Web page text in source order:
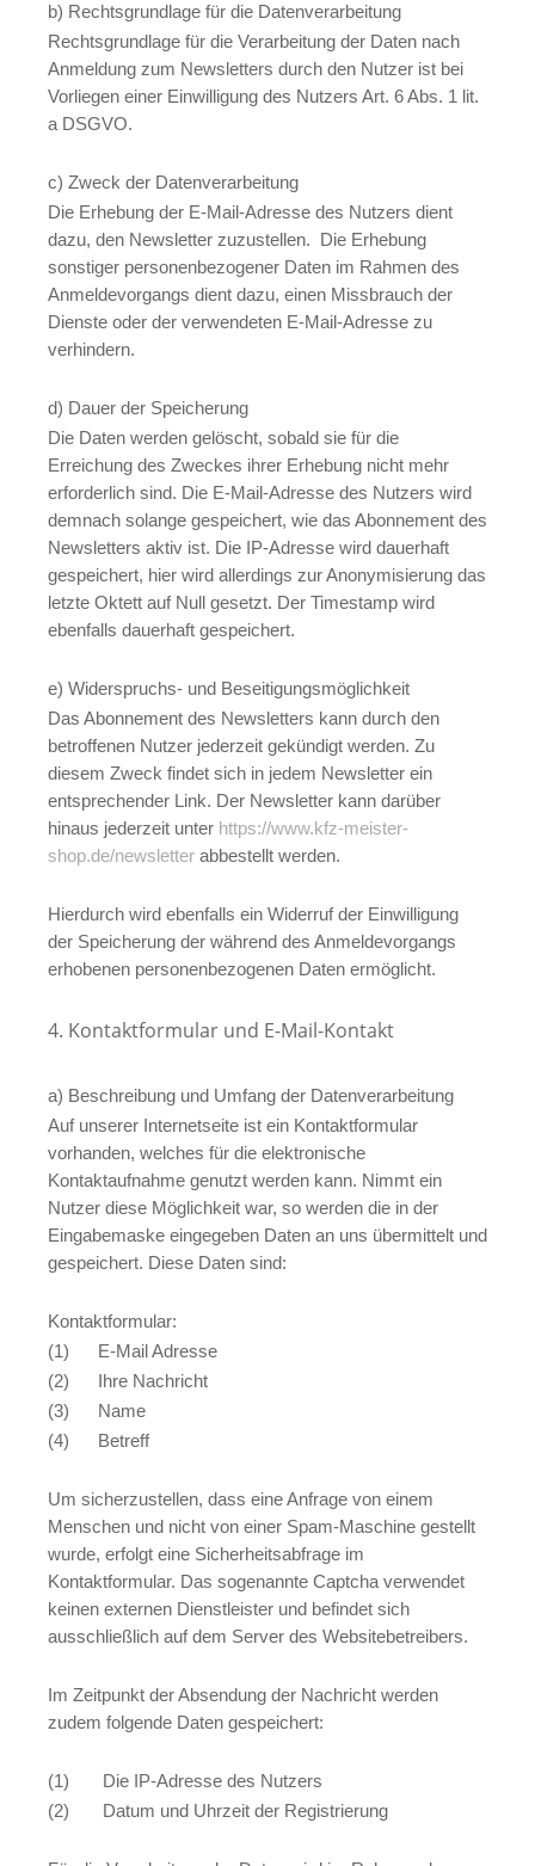
b) Rechtsgrundlage für die Datenverarbeitung
Rechtsgrundlage für die Verarbeitung der Daten nach
Anmeldung zum Newsletters durch den Nutzer ist bei
Vorliegen einer Einwilligung des Nutzers Art. 6 Abs. 1 lit.
a DSGVO.
c) Zweck der Datenverarbeitung
Die Erhebung der E-Mail-Adresse des Nutzers dient
dazu, den Newsletter zuzustellen. Die Erhebung
sonstiger personenbezogener Daten im Rahmen des
Anmeldevorgangs dient dazu, einen Missbrauch der
Dienste oder der verwendeten E-Mail-Adresse zu
verhindern.
d) Dauer der Speicherung
Die Daten werden gelöscht, sobald sie für die
Erreichung des Zweckes ihrer Erhebung nicht mehr
erforderlich sind. Die E-Mail-Adresse des Nutzers wird
demnach solange gespeichert, wie das Abonnement des
Newsletters aktiv ist. Die IP-Adresse wird dauerhaft
gespeichert, hier wird allerdings zur Anonymisierung das
letzte Oktett auf Null gesetzt. Der Timestamp wird
ebenfalls dauerhaft gespeichert.
e) Widerspruchs- und Beseitigungsmöglichkeit
Das Abonnement des Newsletters kann durch den
betroffenen Nutzer jederzeit gekündigt werden. Zu
diesem Zweck findet sich in jedem Newsletter ein
entsprechender Link. Der Newsletter kann darüber
hinaus jederzeit unter https://www.kfz-meister-
shop.de/newsletter abbestellt werden.
Hierdurch wird ebenfalls ein Widerruf der Einwilligung
der Speicherung der während des Anmeldevorgangs
erhobenen personenbezogenen Daten ermöglicht.
4. Kontaktformular und E-Mail-Kontakt
a) Beschreibung und Umfang der Datenverarbeitung
Auf unserer Internetseite ist ein Kontaktformular
vorhanden, welches für die elektronische
Kontaktaufnahme genutzt werden kann. Nimmt ein
Nutzer diese Möglichkeit war, so werden die in der
Eingabemaske eingegeben Daten an uns übermittelt und
gespeichert. Diese Daten sind:
Kontaktformular:
(1) E-Mail Adresse
(2) Ihre Nachricht
(3) Name
(4) Betreff
Um sicherzustellen, dass eine Anfrage von einem
Menschen und nicht von einer Spam-Maschine gestellt
wurde, erfolgt eine Sicherheitsabfrage im
Kontaktformular. Das sogenannte Captcha verwendet
keinen externen Dienstleister und befindet sich
ausschließlich auf dem Server des Websitebetreibers.
Im Zeitpunkt der Absendung der Nachricht werden
zudem folgende Daten gespeichert:
(1) Die IP-Adresse des Nutzers
(2) Datum und Uhrzeit der Registrierung